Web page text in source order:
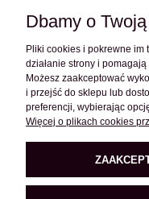
Dbamy o
Pliki cookies i pokrewne
działanie strony i
Możesz zaakceptować
i przejść do sklepu lub
preferencji, wybierając
Więcej o plikach cookies